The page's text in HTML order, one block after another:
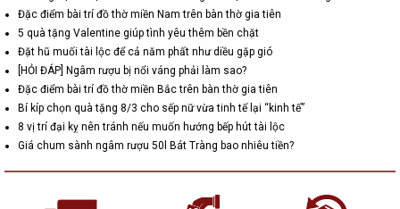
Đặc điểm bài trí đồ thờ miền Nam trên bàn thờ gia tiên
5 quà tặng Valentine giúp tình yêu thêm bền chặt
Đặt hũ muối tài lộc để cả năm phất như diều gặp gió
[HỎI ĐÁP] Ngâm rượu bị nổi váng phải làm sao?
Đặc điểm bài trí đồ thờ miền Bắc trên bàn thờ gia tiên
Bí kíp chọn quà tặng 8/3 cho sếp nữ vừa tinh tế lại “kinh tế”
8 vị trí đại kỵ nên tránh nếu muốn hướng bếp hút tài lộc
Giá chum sành ngâm rượu 50l Bát Tràng bao nhiêu tiền?